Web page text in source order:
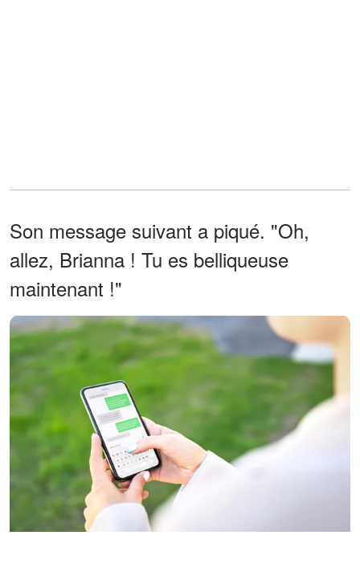
Son message suivant a piqué. "Oh,
allez, Brianna ! Tu es belliqueuse
maintenant !"